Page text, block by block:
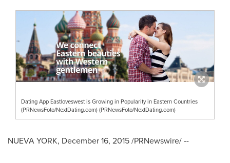
Dating App Eastloveswest is Growing in Popularity in Eastern Countries
(PRNewsFoto/NextDating.com) (PRNewsFoto/NextDating.com)
NUEVA YORK, December 16, 2015/PRNewswire/ --